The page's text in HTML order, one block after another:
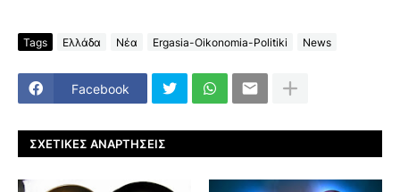
Tags Ελλάδα Νέα Ergasia-Oikonomia-Politiki News
Facebook
ΣΧΕΤΙΚΈΣ ΑΝΑΡΤΉΣΕΙΣ